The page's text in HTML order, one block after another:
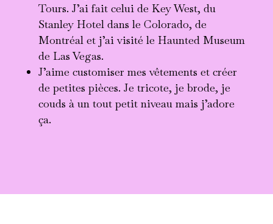
Tours. J’ai fait celui de Key West, du
Stanley Hotel dans le Colorado, de
Montréal et j’ai visité le Haunted Museum
de Las Vegas.
J’aime customiser mes vêtements et créer
de petites pièces. Je tricote, je brode, je
couds à un tout petit niveau mais j’adore
ça.